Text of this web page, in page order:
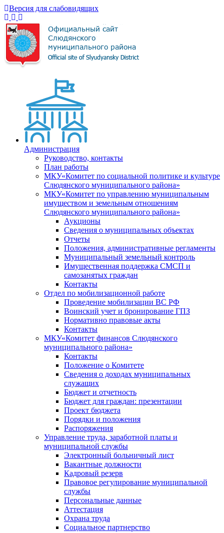
Версия для слабовидящих
Администрация
Руководство, контакты
План работы
МКУ«Комитет по социальной политике и культуре
Слюдянского муниципального района»
МКУ«Комитет по управлению муниципальным
имуществом и земельным отношениям
Слюдянского муниципального района»
Аукционы
Сведения о муниципальных объектах
Отчеты
Положения, административные регламенты
Муниципальный земельный контроль
Имущественная поддержка СМСП и
самозанятых граждан
Контакты
Отдел по мобилизационной работе
Проведение мобилизации ВС РФ
Воинский учет и бронирование ГПЗ
Нормативно правовые акты
Контакты
МКУ«Комитет финансов Слюдянского
муниципального района»
Контакты
Положение о Комитете
Сведения о доходах муниципальных
служащих
Бюджет и отчетность
Бюджет для граждан: презентации
Проект бюджета
Порядки и положения
Распоряжения
Управление труда, заработной платы и
муниципальной службы
Электронный больничный лист
Вакантные должности
Кадровый резерв
Правовое регулирование муниципальной
службы
Персональные данные
Аттестация
Охрана труда
Социальное партнерство